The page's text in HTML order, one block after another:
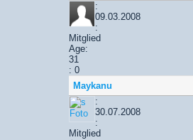
:
09.03.2008
:
Mitglied
Age:
31
: 0
Maykanu
:
30.07.2008
:
Mitglied